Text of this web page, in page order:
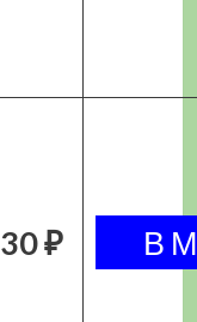
30 ₽